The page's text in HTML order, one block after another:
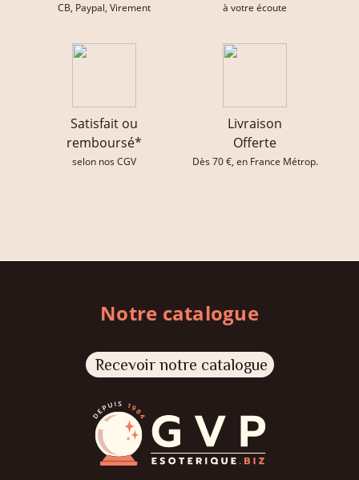
CB, Paypal, Virement à votre écoute
Satisfait ou
remboursé*
selon nos CGV
Livraison
Offerte
Dès 70 €, en France Métrop.
Notre catalogue
Recevoir notre catalogue